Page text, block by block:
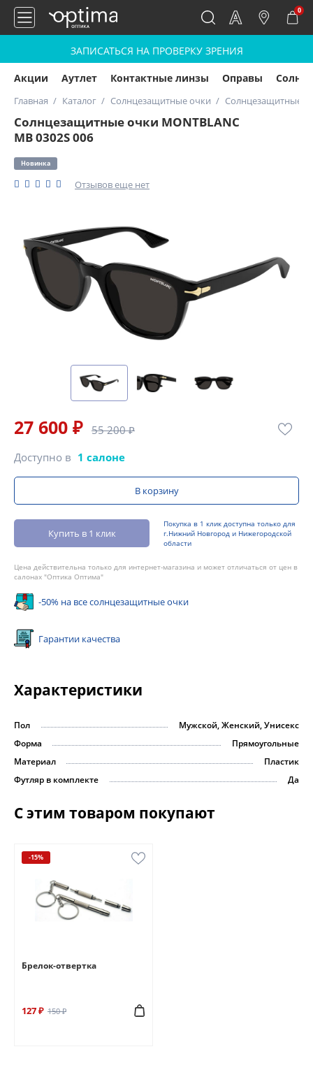
0
ЗАПИСАТЬСЯ НА ПРОВЕРКУ ЗРЕНИЯ
Акции Аутлет Контактные линзы Оправы
Главная Каталог Солнцезащитные очки Солнцезащитные
Солнцезащитные очки MONTBLANC
MB 0302S 006
Новинка
Отзывов еще нет
27 600 ₽ 55 200 ₽
Доступно в 1 салоне
В корзину
Купить в 1 клик
Покупка в 1 клик доступна только для
г.Нижний Новгород и Нижегородской
области
Цена действительна только для интернет-магазина и может отличаться от цен в
салонах "Оптика Оптима"
-50% на все солнцезащитные очки
Гарантии качества
Характеристики
Пол
Мужской, Женский, Унисекс
Форма
Прямоугольные
Материал
Пластик
Футляр в комплекте
Да
С этим товаром покупают
-15%
Брелок-отвертка
127 ₽ 150 ₽